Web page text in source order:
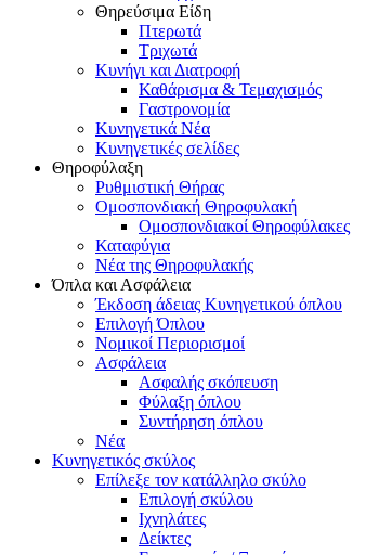
Θηρεύσιμα Είδη
Πτερωτά
Τριχωτά
Κυνήγι και Διατροφή
Καθάρισμα & Τεμαχισμός
Γαστρονομία
Κυνηγετικά Νέα
Κυνηγετικές σελίδες
Θηροφύλαξη
Ρυθμιστική Θήρας
Ομοσπονδιακή Θηροφυλακή
Oμοσπονδιακοί Θηροφύλακες
Καταφύγια
Νέα της Θηροφυλακής
Όπλα και Ασφάλεια
Έκδοση άδειας Κυνηγετικού όπλου
Επιλογή Όπλου
Νομικοί Περιορισμοί
Ασφάλεια
Ασφαλής σκόπευση
Φύλαξη όπλου
Συντήρηση όπλου
Νέα
Κυνηγετικός σκύλος
Επίλεξε τον κατάλληλο σκύλο
Επιλογή σκύλου
Ιχνηλάτες
Δείκτες